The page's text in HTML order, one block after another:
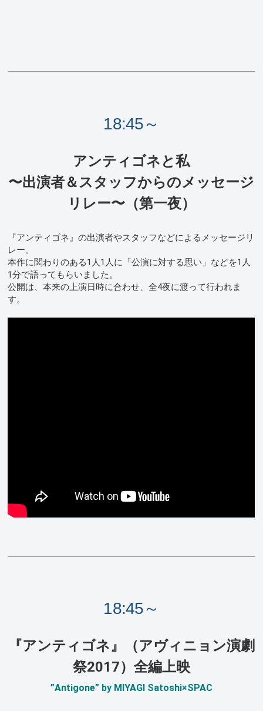
18:45～
アンティゴネと私
〜出演者＆スタッフからのメッセージ
リレー〜（第一夜）
『アンティゴネ』の出演者やスタッフなどによるメッセージリ
レー。
本作に関わりのある1人1人に「公演に対する思い」などを1人
1分で語ってもらいました。
公開は、本来の上演日時に合わせ、全4夜に渡って行われま
す。
18:45～
『アンティゴネ』（アヴィニョン演劇
祭2017）全編上映
”Antigone” by MIYAGI Satoshi×SPAC